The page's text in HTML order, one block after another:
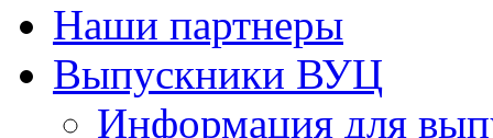
Наши партнеры
Выпускники ВУЦ
Информация для